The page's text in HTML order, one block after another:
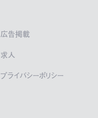
広告掲載
求人
プライバシーポリシー